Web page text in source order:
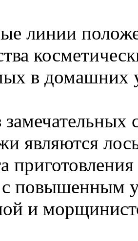
линии
в домашних
являются
повышенным
и